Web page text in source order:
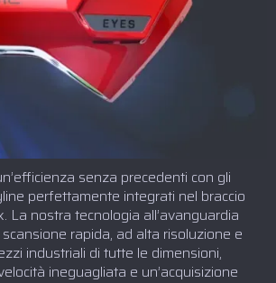
senza precedenti con gli
perfettamente integrati nel braccio
La nostra tecnologia all’avanguardia
rapida, ad alta risoluzione e
industriali di tutte le dimensioni,
ineguagliata e un’acquisizione